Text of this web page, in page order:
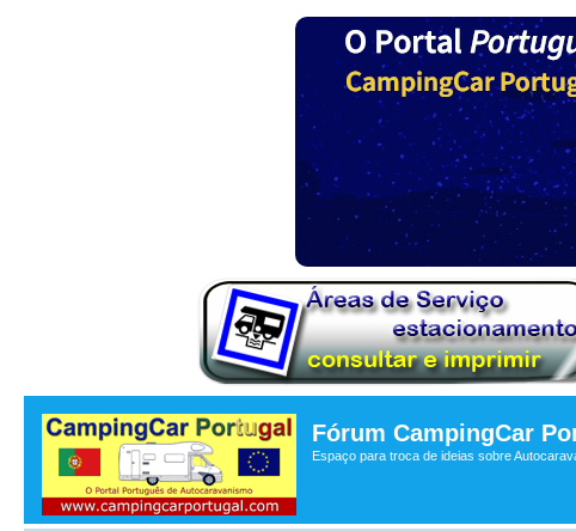
Fórum CampingCar
Espaço para troca de ideias sobre